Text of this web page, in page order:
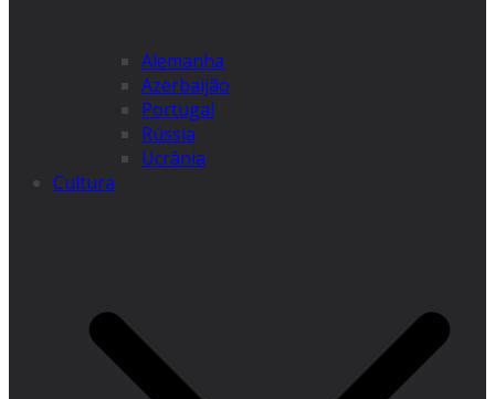
Alemanha
Azerbaijão
Portugal
Rússia
Ucrânia
Cultura